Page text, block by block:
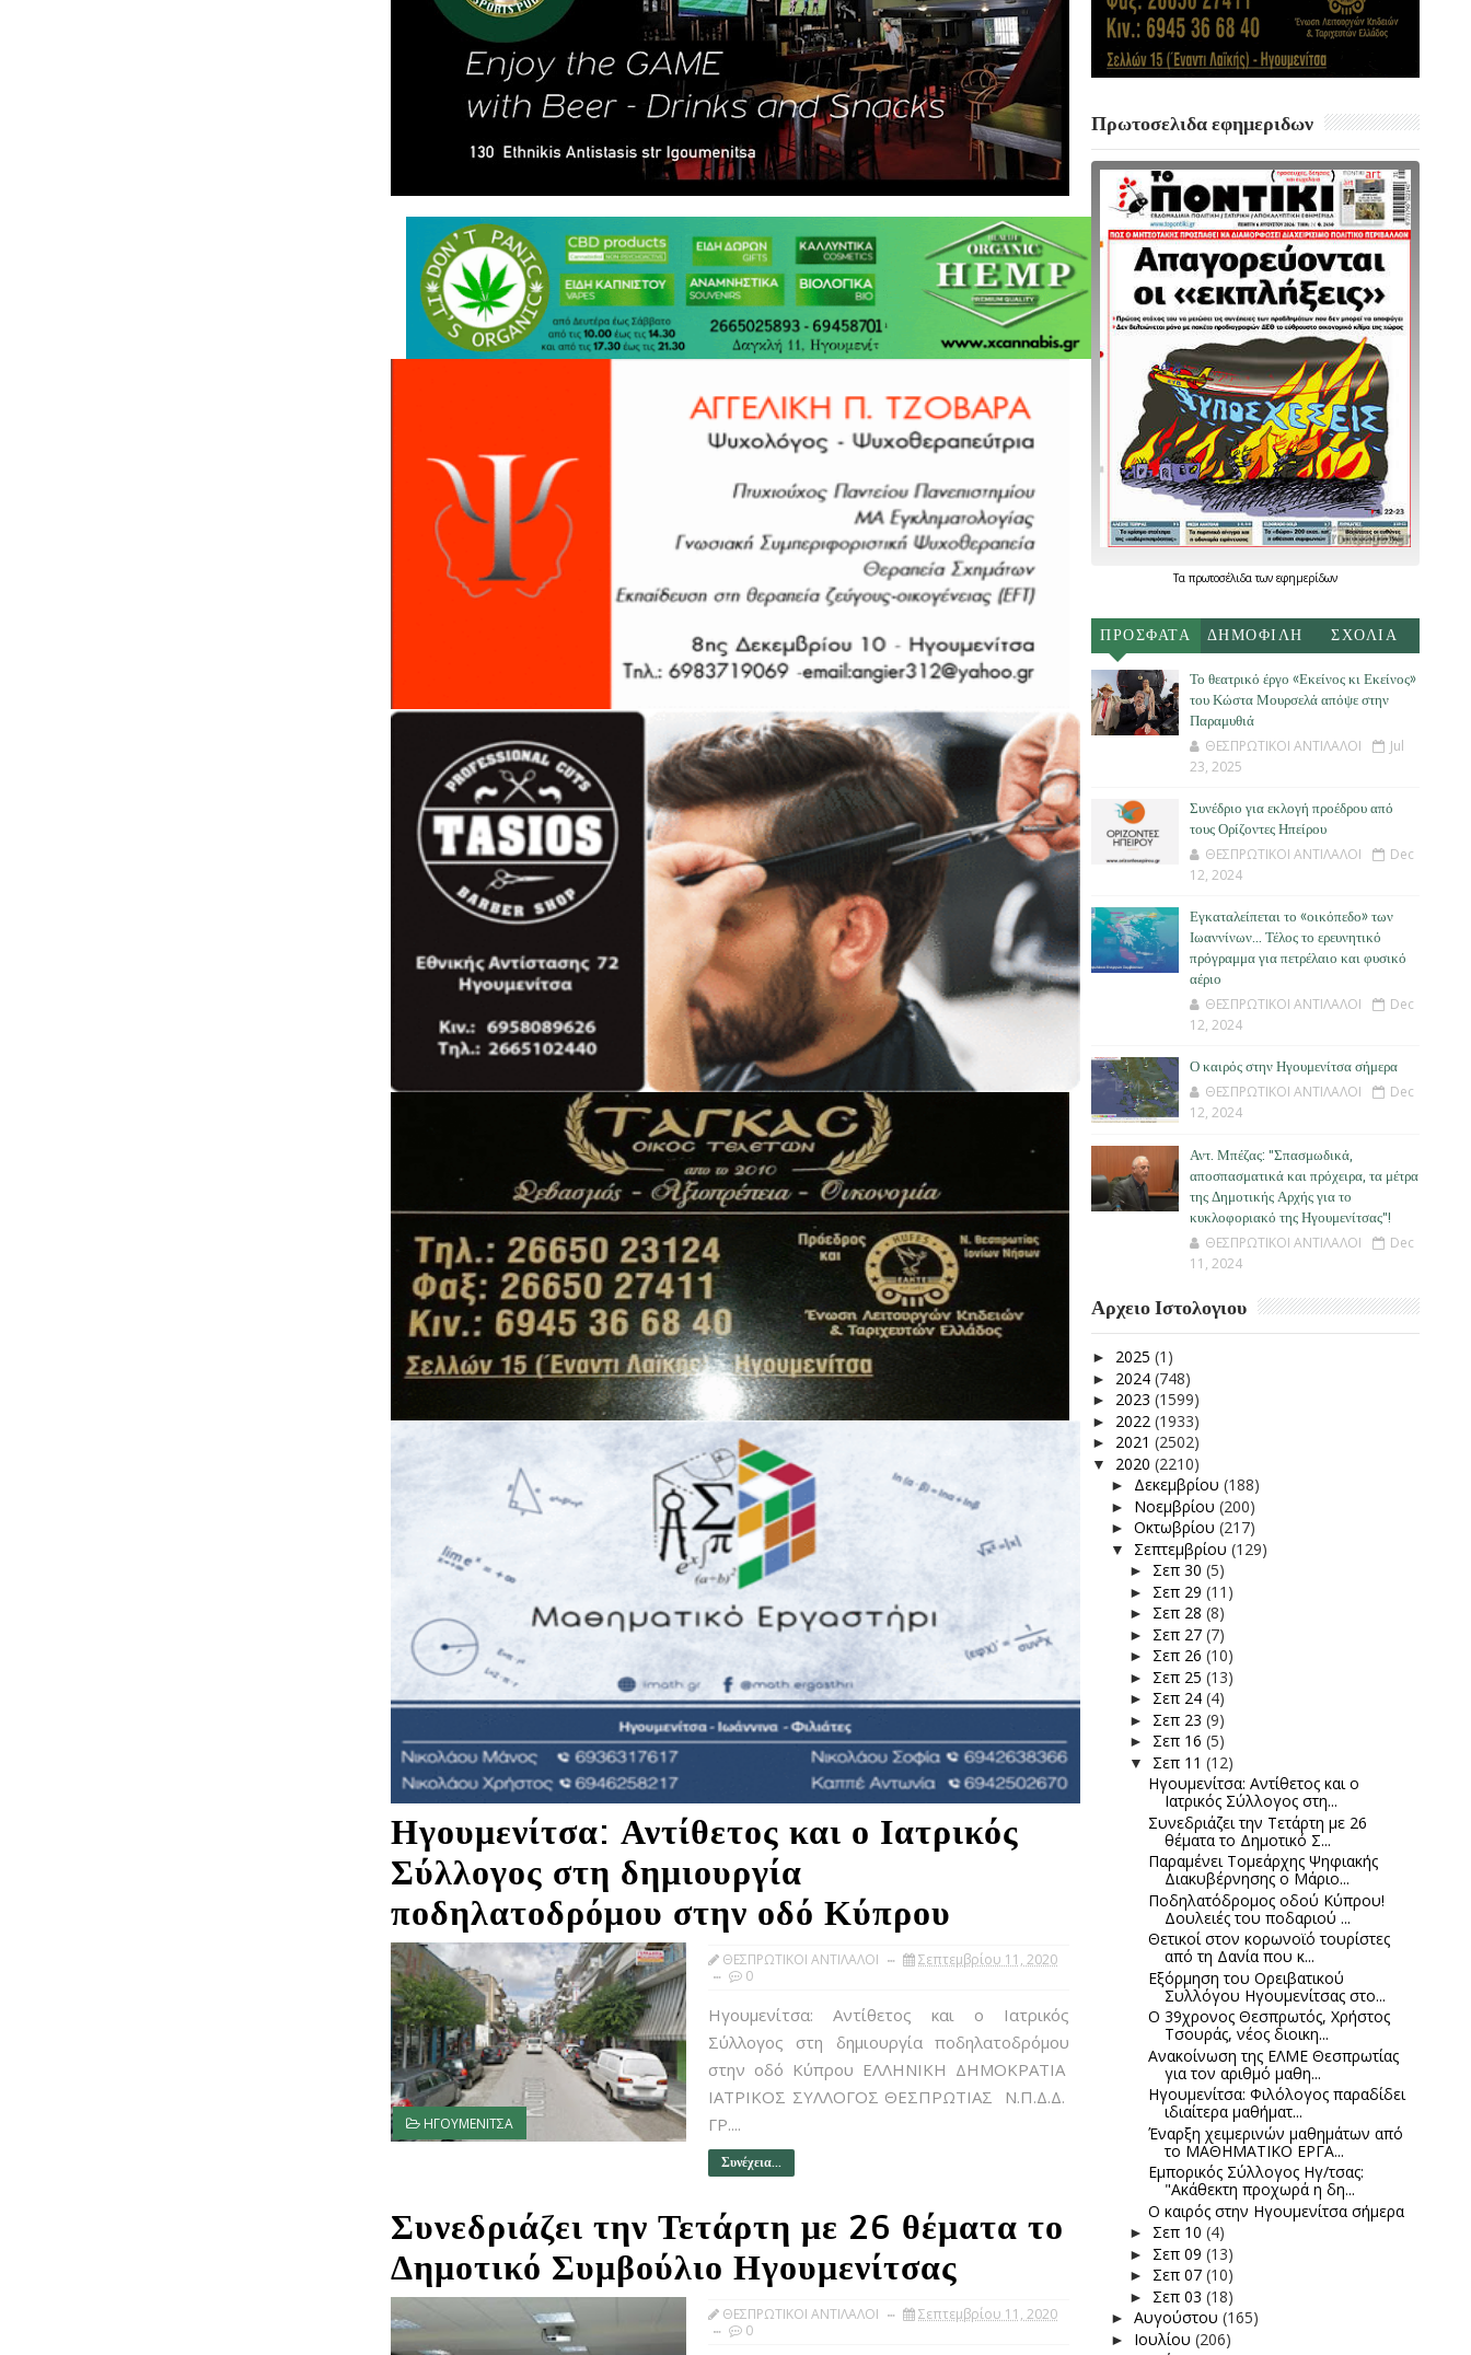
Ηγουμενίτσα: Αντίθετος και ο Ιατρικός
Σύλλογος στη δημιουργία
ποδηλατοδρόμου στην οδό Κύπρου
ΗΓΟΥΜΕΝΙΤΣΑ
ΘΕΣΠΡΩΤΙΚΟΙ ΑΝΤΙΛΑΛΟΙ
Σεπτεμβρίου 11, 2020
0
Ηγουμενίτσα: Αντίθετος και ο Ιατρικός
Σύλλογος στη δημιουργία ποδηλατοδρόμου
στην οδό Κύπρου ΕΛΛΗΝΙΚΗ ΔΗΜΟΚΡΑΤΙΑ
ΙΑΤΡΙΚΟΣ ΣΥΛΛΟΓΟΣ ΘΕΣΠΡΩΤΙΑΣ Ν.Π.Δ.Δ.
ΓΡ....
Συνέχεια...
Συνεδριάζει την Τετάρτη με 26 θέματα το
Δημοτικό Συμβούλιο Ηγουμενίτσας
ΘΕΣΠΡΩΤΙΚΟΙ ΑΝΤΙΛΑΛΟΙ
Σεπτεμβρίου 11, 2020
0
Πρωτοσελιδα εφημεριδων
Τα πρωτοσέλιδατων εφημερίδων
ΠΡΟΣΦΑΤΑ ΔΗΜΟΦΙΛΗ ΣΧΟΛΙΑ
Το θεατρικό έργο «Εκείνος κι Εκείνος»
του Κώστα Μουρσελά απόψε στην
Παραμυθιά
ΘΕΣΠΡΩΤΙΚΟΙ ΑΝΤΙΛΑΛΟΙ
Jul
23, 2025
Συνέδριο για εκλογή προέδρου από
τους Ορίζοντες Ηπείρου
ΘΕΣΠΡΩΤΙΚΟΙ ΑΝΤΙΛΑΛΟΙ
Dec
12, 2024
Εγκαταλείπεται το «οικόπεδο» των
Ιωαννίνων… Τέλος το ερευνητικό
πρόγραμμα για πετρέλαιο και φυσικό
αέριο
ΘΕΣΠΡΩΤΙΚΟΙ ΑΝΤΙΛΑΛΟΙ
Dec
12, 2024
Ο καιρός στην Ηγουμενίτσα σήμερα
ΘΕΣΠΡΩΤΙΚΟΙ ΑΝΤΙΛΑΛΟΙ
Dec
12, 2024
Αντ. Μπέζας: "Σπασμωδικά,
αποσπασματικά και πρόχειρα, τα μέτρα
της Δημοτικής Αρχής για το
κυκλοφοριακό της Ηγουμενίτσας"!
ΘΕΣΠΡΩΤΙΚΟΙ ΑΝΤΙΛΑΛΟΙ
Dec
11, 2024
Αρχειο Ιστολογιου
► 2025 (1)
► 2024 (748)
► 2023 (1599)
► 2022 (1933)
► 2021 (2502)
▼ 2020 (2210)
► Δεκεμβρίου (188)
► Νοεμβρίου (200)
► Οκτωβρίου (217)
▼ Σεπτεμβρίου (129)
► Σεπ 30 (5)
► Σεπ 29 (11)
► Σεπ 28 (8)
► Σεπ 27 (7)
► Σεπ 26 (10)
► Σεπ 25 (13)
► Σεπ 24 (4)
► Σεπ 23 (9)
► Σεπ 16 (5)
▼ Σεπ 11 (12)
Ηγουμενίτσα: Αντίθετος και ο
Ιατρικός Σύλλογος στη...
Συνεδριάζει την Τετάρτη με 26
θέματα το Δημοτικό Σ...
Παραμένει Τομεάρχης Ψηφιακής
Διακυβέρνησης ο Μάριο...
Ποδηλατόδρομος οδού Κύπρου!
Δουλειές του ποδαριού ...
Θετικοί στον κορωνοϊό τουρίστες
από τη Δανία που κ...
Εξόρμηση του Ορειβατικού
Συλλόγου Ηγουμενίτσας στο...
Ο 39χρονος Θεσπρωτός, Χρήστος
Τσουράς, νέος διοικη...
Ανακοίνωση της ΕΛΜΕ Θεσπρωτίας
για τον αριθμό μαθη...
Ηγουμενίτσα: Φιλόλογος παραδίδει
ιδιαίτερα μαθήματ...
Έναρξη χειμερινών μαθημάτων από
το ΜΑΘΗΜΑΤΙΚΟ ΕΡΓΑ...
Εμπορικός Σύλλογος Ηγ/τσας:
"Ακάθεκτη προχωρά η δη...
Ο καιρός στην Ηγουμενίτσα σήμερα
► Σεπ 10 (4)
► Σεπ 09 (13)
► Σεπ 07 (10)
► Σεπ 03 (18)
► Αυγούστου (165)
► Ιουλίου (206)